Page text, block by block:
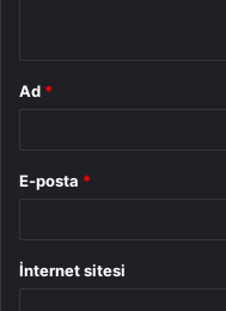
Ad *
E-posta *
İnternet sitesi